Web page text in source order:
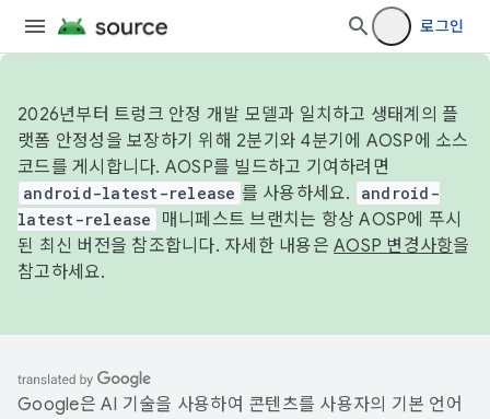
로그인
2026년부터 트렁크 안정 개발 모델과 일치하고 생태계의 플
랫폼 안정성을 보장하기 위해 2분기와 4분기에 AOSP에 소스
코드를 게시합니다. AOSP를 빌드하고 기여하려면
android-latest-release 를 사용하세요.
android-
latest-release
매니페스트 브랜치는 항상 AOSP에 푸시
된 최신 버전을 참조합니다. 자세한 내용은 AOSP 변경사항을
참고하세요.
Google은 AI 기술을 사용하여 콘텐츠를 사용자의 기본 언어